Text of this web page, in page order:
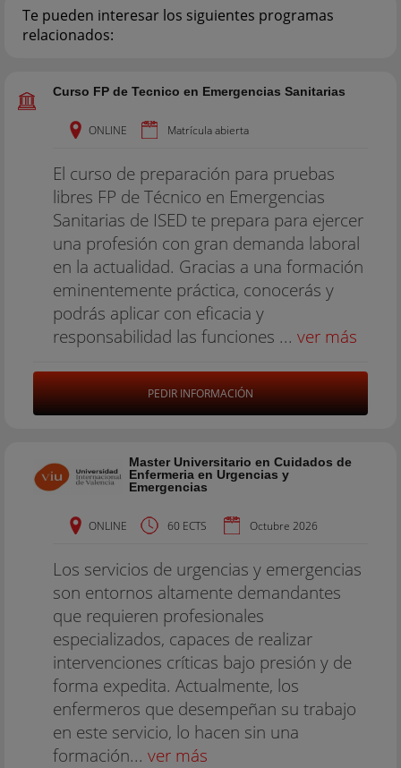
Te pueden interesar los siguientes programas
relacionados:
Curso FP de Tecnico en Emergencias Sanitarias
ONLINE Matrícula abierta
El curso de preparación para pruebas
libres FP de Técnico en Emergencias
Sanitarias de ISED te prepara para ejercer
una profesión con gran demanda laboral
en la actualidad. Gracias a una formación
eminentemente práctica, conocerás y
podrás aplicar con eficacia y
responsabilidad las funciones ... ver más
PEDIR INFORMACIÓN
Master Universitario en Cuidados de
Enfermeria en Urgencias y
Emergencias
ONLINE 60 ECTS Octubre 2026
Los servicios de urgencias y emergencias
son entornos altamente demandantes
que requieren profesionales
especializados, capaces de realizar
intervenciones críticas bajo presión y de
forma expedita. Actualmente, los
enfermeros que desempeñan su trabajo
en este servicio, lo hacen sin una
formación... ver más